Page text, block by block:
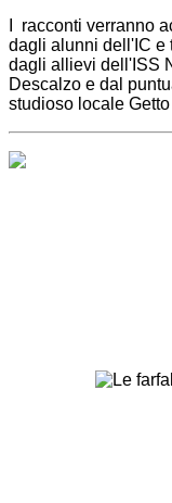
I racconti verranno
dagli alunni dell'IC e
dagli allievi dell'ISS
Descalzo e dal
studioso locale